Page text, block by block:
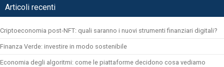
Articoli recenti
Criptoeconomia post-NFT: quali saranno i nuovi strumenti finanziari digitali?
Finanza Verde: investire in modo sostenibile
Economia degli algoritmi: come le piattaforme decidono cosa vediamo